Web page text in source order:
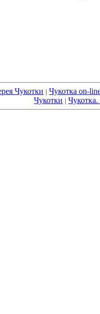
Чукотки | Чукотка on-
Чукотки | Чукотка.